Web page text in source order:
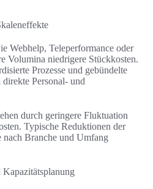
Webhelp, Teleperformance oder
Volumina niedrigere Stückkosten.
Prozesse und gebündelte
direkte Personal- und
durch geringere Fluktuation
Typische Reduktionen der
Branche und Umfang